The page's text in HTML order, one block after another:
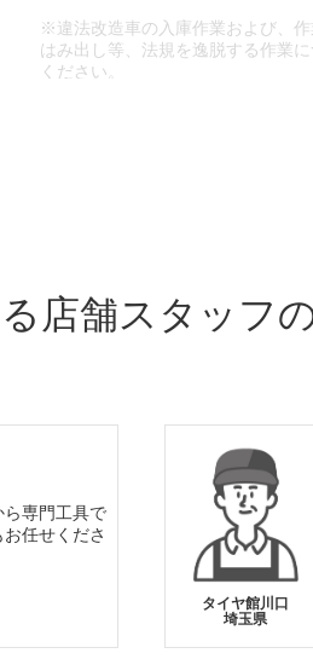
※違法改造車の入庫作業および、
はみ出し等、法規を逸脱する作業
ください。
店舗スタッフ
ら専門工具で
任せくださ
タイヤ館川口
埼玉県